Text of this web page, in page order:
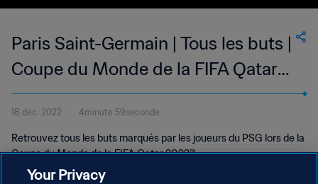
Paris Saint-Germain | Tous les buts |
Coupe du Monde de la FIFA Qatar
2022™
18 déc. 2022 4minute 59seconde
Retrouvez tous les buts marqués par les joueurs du PSG lors de la
Coupe du Monde de la FIFA Qatar 2022™.
Your Privacy